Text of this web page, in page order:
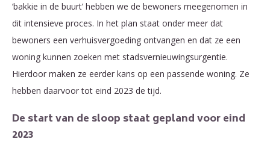
‘bakkie in de buurt’ hebben we de bewoners meegenomen in
dit intensieve proces. In het plan staat onder meer dat
bewoners een verhuisvergoeding ontvangen en dat ze een
woning kunnen zoeken met stadsvernieuwingsurgentie.
Hierdoor maken ze eerder kans op een passende woning. Ze
hebben daarvoor tot eind 2023 de tijd.
De start van de sloop staat gepland voor eind
2023